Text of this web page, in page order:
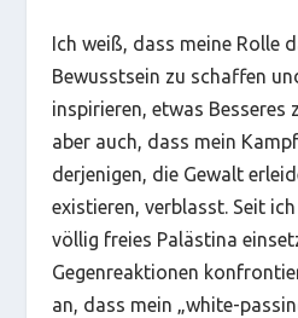
Ich weiß, dass meine Rolle
Bewusstsein zu schaffen
inspirieren, etwas Besseres
aber auch, dass mein
derjenigen, die Gewalt
existieren, verblasst. Seit
völlig freies Palästina
Gegenreaktionen
an, dass mein „white-